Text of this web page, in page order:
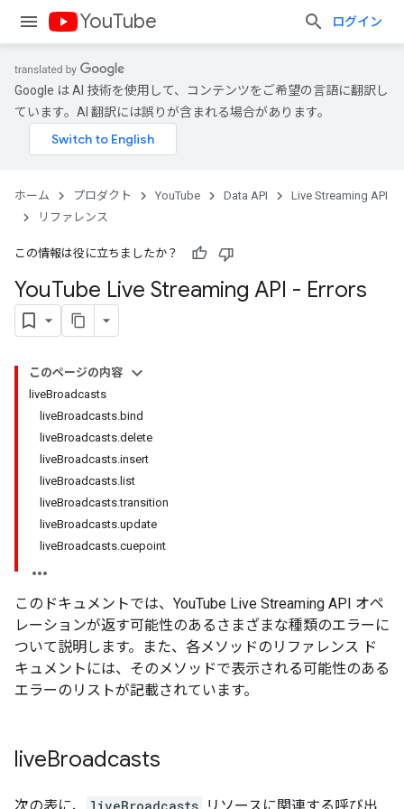
YouTube ログイン
Google は AI 技術を使用して、コンテンツをご希望の言語に翻訳し
ています。AI 翻訳には誤りが含まれる場合があります。
ホーム プロダクト YouTube Data API
Live Streaming API
リファレンス
この情報は役に立ちましたか？
YouTube Live Streaming API - Errors
このページの内容
liveBroadcasts
liveBroadcasts.bind
liveBroadcasts.delete
liveBroadcasts.insert
liveBroadcasts.list
liveBroadcasts.transition
liveBroadcasts.update
liveBroadcasts.cuepoint
このドキュメントでは、 YouTube Live Streaming API オペ
レーションが返す可能性のあるさまざまな種類のエラーに
ついて説明します。また、各メソッドのリファレンス ド
キュメントには、そのメソッドで表示される可能性のある
エラーのリストが記載されています。
liveBroadcasts